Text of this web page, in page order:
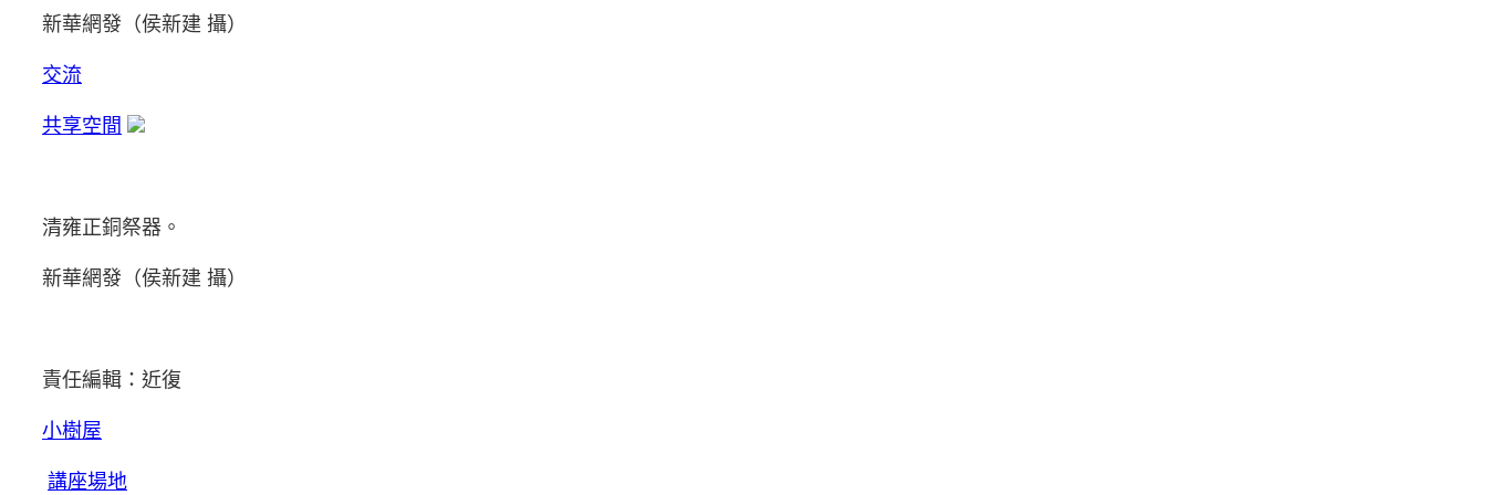
新華網發（侯新建 攝）
交流
共享空間
清雍正銅祭器。
新華網發（侯新建 攝）
責任編輯：近復
小樹屋
講座場地